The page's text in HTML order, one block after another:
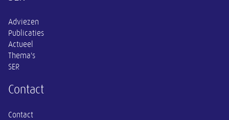
Adviezen
Publicaties
Actueel
Thema's
SER
Contact
Contact